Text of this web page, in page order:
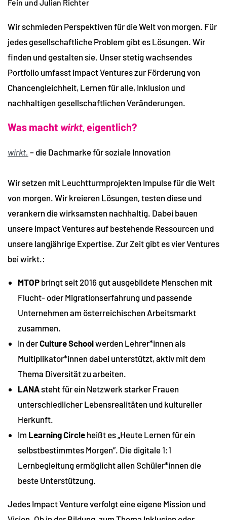
Fein und Julian Richter
Wir schmieden Perspektiven für die Welt von morgen. Für
jedes gesellschaftliche Problem gibt es Lösungen. Wir
finden und gestalten sie. Unser stetig wachsendes
Portfolio umfasst Impact Ventures zur Förderung von
Chancengleichheit, Lernen für alle, Inklusion und
nachhaltigen gesellschaftlichen Veränderungen.
Was macht wirkt. eigentlich?
wirkt. – die Dachmarke für soziale Innovation
Wir setzen mit Leuchtturmprojekten Impulse für die Welt
von morgen. Wir kreieren Lösungen, testen diese und
verankern die wirksamsten nachhaltig. Dabei bauen
unsere Impact Ventures auf bestehende Ressourcen und
unsere langjährige Expertise. Zur Zeit gibt es vier Ventures
bei wirkt.:
MTOP bringt seit 2016 gut ausgebildete Menschen mit
Flucht- oder Migrationserfahrung und passende
Unternehmen am österreichischen Arbeitsmarkt
zusammen.
In derCulture Schoolwerden Lehrer*innen als
Multiplikator*innen dabei unterstützt, aktiv mit dem
Thema Diversität zu arbeiten.
LANAsteht für ein Netzwerk starker Frauen
unterschiedlicher Lebensrealitäten und kultureller
Herkunft.
Im Learning Circle heißt es „Heute Lernen für ein
selbstbestimmtes Morgen”. Die digitale 1:1
Lernbegleitung ermöglicht allen Schüler*innen die
beste Unterstützung.
Jedes Impact Venture verfolgt eine eigene Mission und